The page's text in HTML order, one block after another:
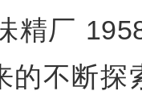
精厂
的不断